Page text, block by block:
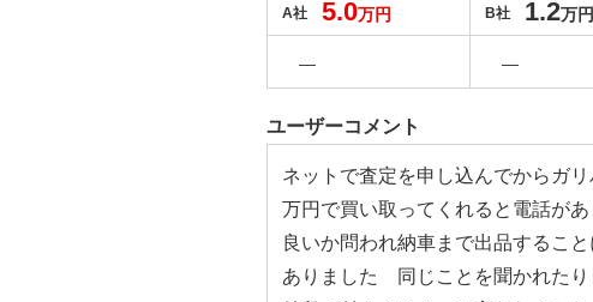
A社 5.0万円 B社 1.2万円
― ―
ユーザーコメント
ネットで査定を申し込んでからガ
万円で買い取ってくれると電話が
良いか問われ納車まで出品するこ
ありました 同じことを聞かれた